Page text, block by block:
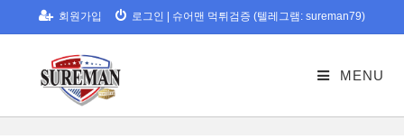
to
회원가입 로그인 슈어맨 먹튀검증 (텔레그램: sureman79)
MENU